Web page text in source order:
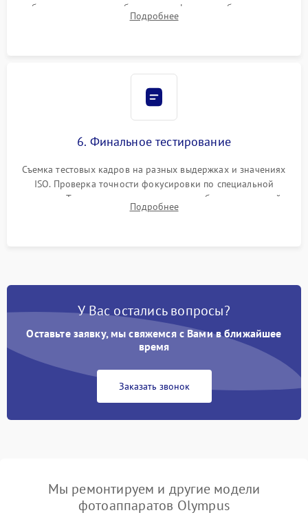
рабочего отрезка, калибровка автофокуса, стабилизатора и
экспозамера с помощью сервисного ПО.
Подробнее
6. Финальное тестирование
Съемка тестовых кадров на разных выдержках и значениях
ISO. Проверка точности фокусировки по специальной
мишени. Тест записи на карту памяти, работы встроенной
вспышки, микрофона и всех кнопок управления.
Подробнее
У Вас остались вопросы?
Оставьте заявку, мы свяжемся с Вами в ближайшее
время
Заказать звонок
Мы ремонтируем и другие модели
фотоаппаратов Olympus